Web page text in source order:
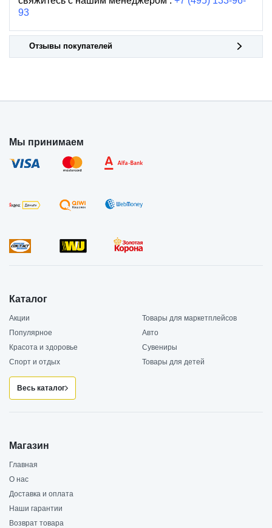
93
Отзывы покупателей
Мы принимаем
Каталог
Акции
Товары для маркетплейсов
Популярное
Авто
Красота и здоровье
Сувениры
Спорт и отдых
Товары для детей
Весь каталог
Магазин
Главная
О нас
Доставка и оплата
Наши гарантии
Возврат товара